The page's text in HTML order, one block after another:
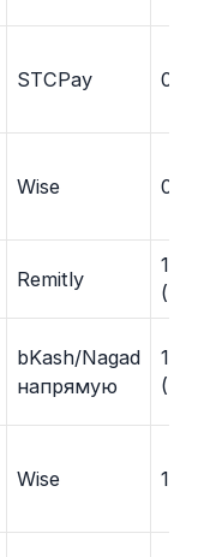
STCPay
Wise
Remitly
bKash/Nagad
напрямую
Wise